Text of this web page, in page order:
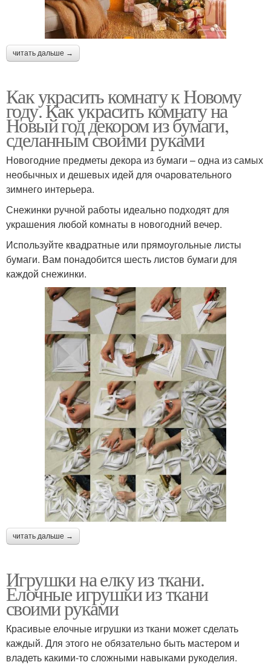
читать дальше →
Как украсить комнату к Новому
году. Как украсить комнату на
Новый год декором из бумаги,
сделанным своими руками
Новогодние предметы декора из бумаги – одна из самых
необычных и дешевых идей для очаровательного
зимнего интерьера.
Снежинки ручной работы идеально подходят для
украшения любой комнаты в новогодний вечер.
Используйте квадратные или прямоугольные листы
бумаги. Вам понадобится шесть листов бумаги для
каждой снежинки.
читать дальше →
Игрушки на елку из ткани.
Елочные игрушки из ткани
своими руками
Красивые елочные игрушки из ткани может сделать
каждый. Для этого не обязательно быть мастером и
владеть какими-то сложными навыками рукоделия.